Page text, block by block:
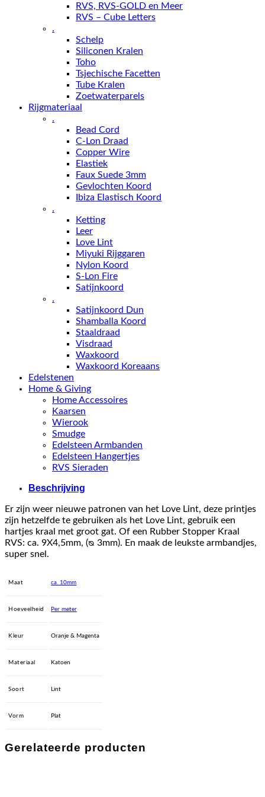
RVS, RVS-GOLD en Meer
RVS – Cube Letters
.
Schelp
Siliconen Kralen
Toho
Tsjechische Facetten
Tube Kralen
Zoetwaterparels
Rijgmateriaal
.
Bead Cord
C-Lon Draad
Copper Wire
Elastiek
Faux Suede 3mm
Gevlochten Koord
Ibiza Elastisch Koord
.
Ketting
Leer
Love Lint
Miyuki Rijggaren
Nylon Koord
S-Lon Fire
Satijnkoord
.
Satijnkoord Dun
Shamballa Koord
Staaldraad
Visdraad
Waxkoord
Waxkoord Koreaans
Edelstenen
Home & Giving
Home Accessoires
Kaarsen
Wierook
Smudge
Edelsteen Armbanden
Edelsteen Hangertjes
RVS Sieraden
Beschrijving
Er zijn weer nieuwe patronen van het Love Lint, deze printjes
zijn hetzelfde te gebruiken als het Love Lint, gebruik een
hartjes kraal met groot gat. Of een Rubber Stopper Kraal
RVS: ca. 9X4,5mm, (ᴓ 3mm). En maak de leukste armbandjes,
super snel.
Maat ca. 10mm
Hoeveelheid Per meter
Kleur Oranje & Magenta
Materiaal Katoen
Soort Lint
Vorm Plat
Gerelateerde producten